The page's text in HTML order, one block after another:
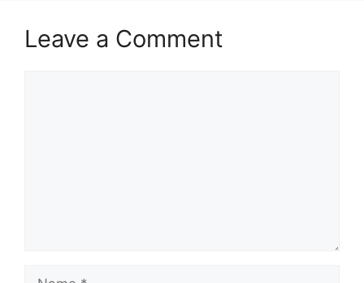
Leave a Comment
Name